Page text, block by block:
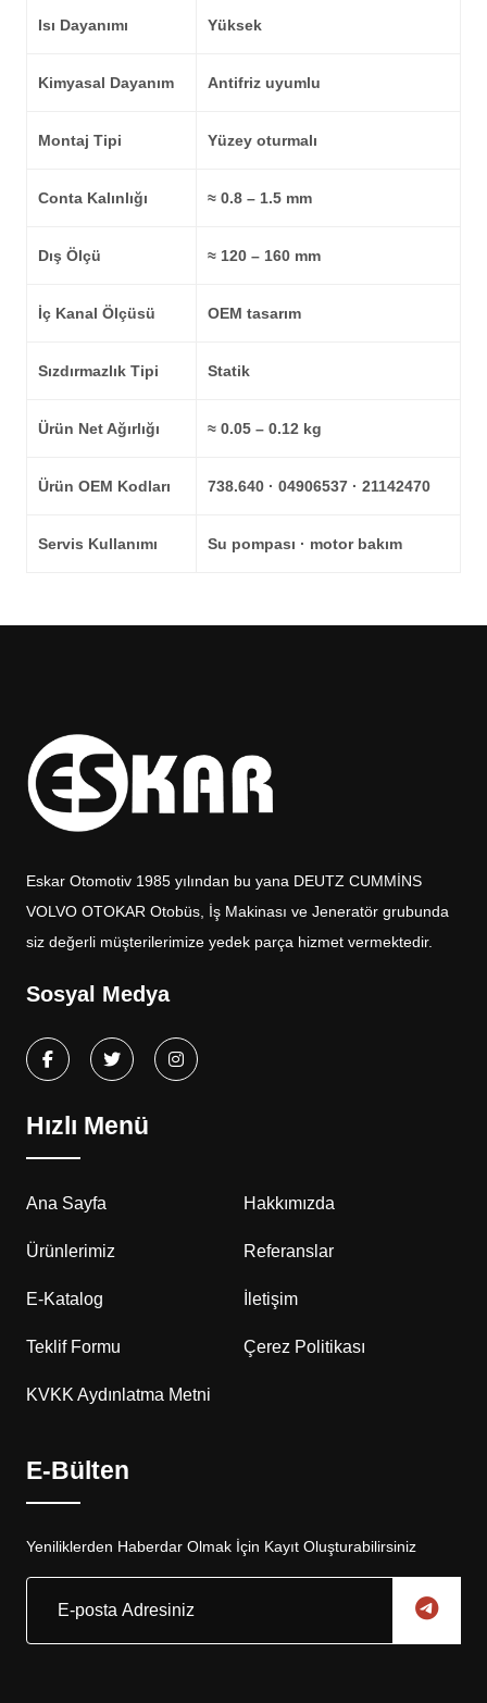
Isı Dayanımı Yüksek
Kimyasal Dayanım Antifriz uyumlu
Montaj Tipi Yüzey oturmalı
Conta Kalınlığı ≈ 0.8 – 1.5 mm
Dış Ölçü ≈ 120 – 160 mm
İç Kanal Ölçüsü OEM tasarım
Sızdırmazlık Tipi Statik
Ürün Net Ağırlığı ≈ 0.05 – 0.12 kg
Ürün OEM Kodları 738.640 · 04906537 · 21142470
Servis Kullanımı Su pompası · motor bakım
Eskar Otomotiv 1985 yılından bu yana DEUTZ CUMMİNS
VOLVO OTOKAR Otobüs, İş Makinası ve Jeneratör grubunda
siz değerli müşterilerimize yedek parça hizmet vermektedir.
Sosyal Medya
Hızlı Menü
Ana Sayfa Hakkımızda
Ürünlerimiz Referanslar
E-Katalog İletişim
Teklif Formu Çerez Politikası
KVKK Aydınlatma Metni
E-Bülten
Yeniliklerden Haberdar Olmak İçin Kayıt Oluşturabilirsiniz